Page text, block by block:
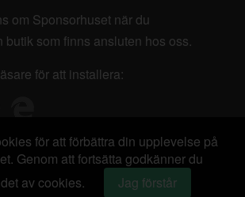
om Sponsorhuset när du
butik som finns ansluten hos oss.
för att installera:
för att förbättra din upplevelse på
Genom att fortsätta godkänner du
av cookies.
Jag förstår